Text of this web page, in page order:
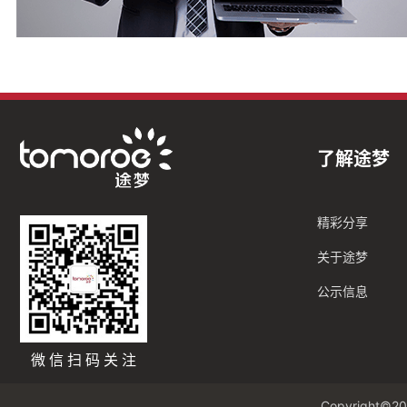
微信扫码关注
了解途梦
精彩分享
关于途梦
公示信息